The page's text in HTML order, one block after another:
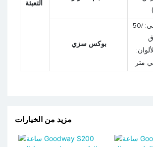
بوكس سزي
الصندوق الخارجي: /50
مزيد من الخيارات